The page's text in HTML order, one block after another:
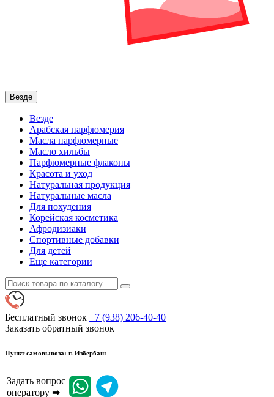
Везде
Везде
Арабская парфюмерия
Масла парфюмерные
Масло хильбы
Парфюмерные флаконы
Красота и уход
Натуральная продукция
Натуральные масла
Для похудения
Корейская косметика
Афродизиаки
Спортивные добавки
Для детей
Еще категории
Бесплатный звонок +7 (938) 206-40-40
Заказать обратный звонок
Пункт самовывоза: г. Избербаш
Задать вопрос
оператору ➡